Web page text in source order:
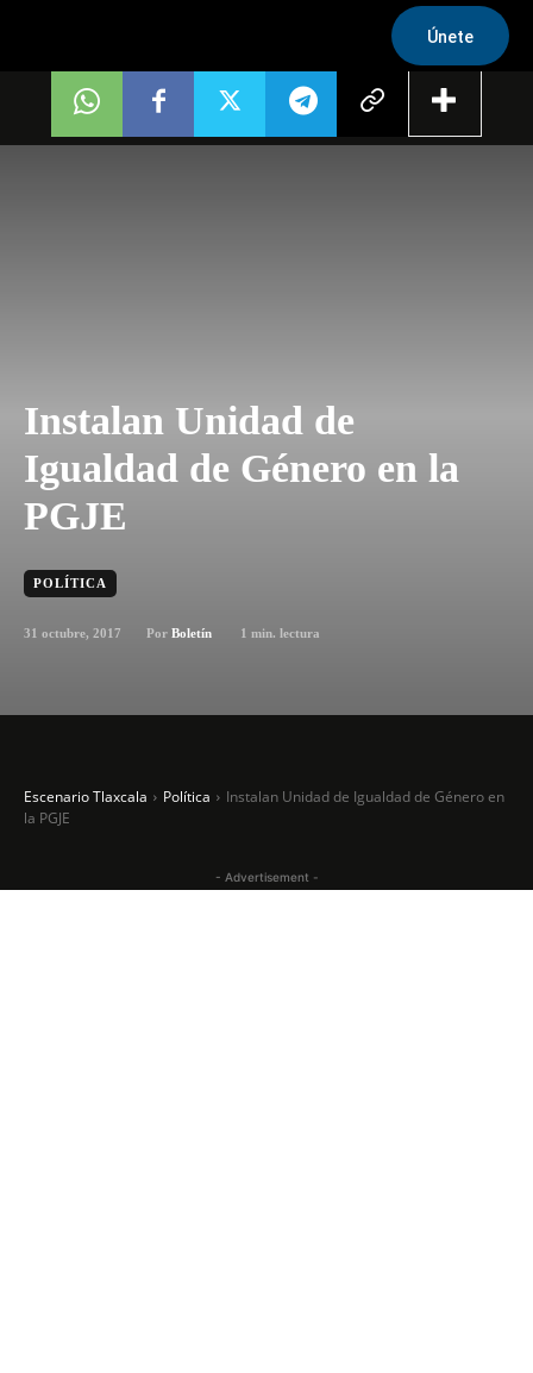
Únete
Instalan Unidad de
Igualdad de Género en la
PGJE
POLÍTICA
31 octubre, 2017 Por Boletín 1 min. lectura
Escenario Tlaxcala Política
Instalan Unidad de Igualdad de Género en
la PGJE
- Advertisement -